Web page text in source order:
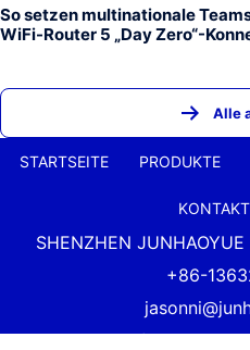
So setzen multinationale
WiFi-Router 5 „Day Zero“-
Alle
STARTSEITE PRODUKTE
KONTAKT
SHENZHEN
+86-
China Bester Lieferant Für